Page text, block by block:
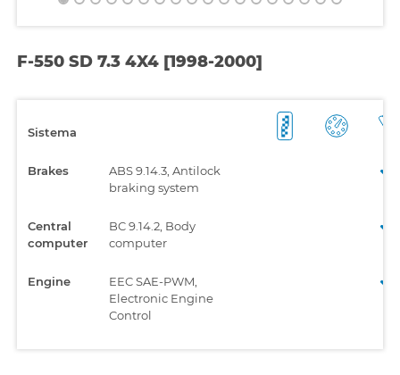
F-550 SD 7.3 4X4 [1998-2000]
Sistema
Brakes
ABS 9.14.3, Antilock
braking system
Central
computer
BC 9.14.2, Body
computer
Engine
EEC SAE-PWM,
Electronic Engine
Control